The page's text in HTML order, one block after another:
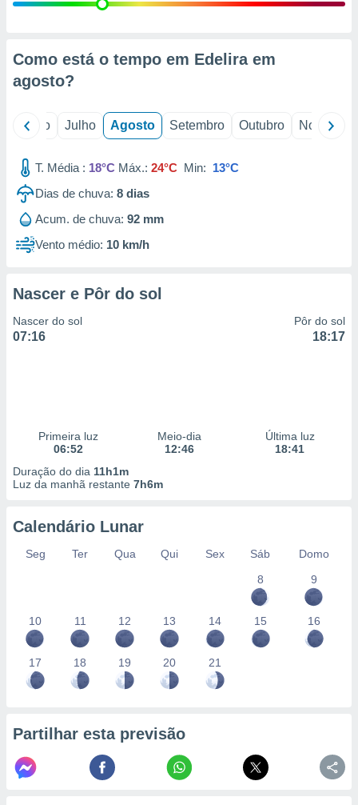
estudos
1199
Como está o tempo em Edelira em
agosto?
Junho Julho Agosto Setembro Outubro Novembro
T. Média : 18°C Máx.: 24°C Min: 13°C
Dias de chuva: 8 dias
Acum. de chuva: 92 mm
Vento médio: 10 km/h
Nascer e Pôr do sol
Nascer do sol
07:16
Pôr do sol
18:17
Primeira luz
06:52
Meio-dia
12:46
Última luz
18:41
Duração do dia 11h1m
Luz da manhã restante 7h6m
Calendário Lunar
Seg Ter Qua Qui Sex Sáb
Domo
8
9
10 11 12 13 14 15 16
17 18 19 20 21
Partilhar esta previsão